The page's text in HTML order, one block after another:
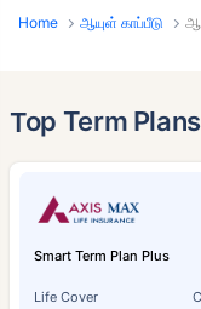
Home ஆயுள் காப்பீடு
Top Term Plans
Smart Term Plan Plus
Life Cover